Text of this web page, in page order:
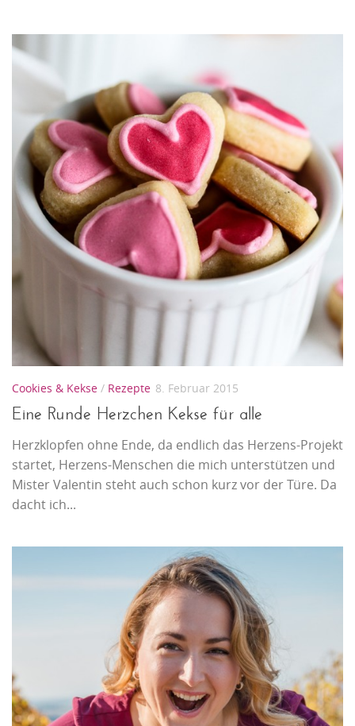
Cookies & Kekse / Rezepte 8. Februar 2015
Eine Runde Herzchen Kekse für alle
Herzklopfen ohne Ende, da endlich das Herzens-Projekt
startet, Herzens-Menschen die mich unterstützen und
Mister Valentin steht auch schon kurz vor der Türe. Da
dacht ich...